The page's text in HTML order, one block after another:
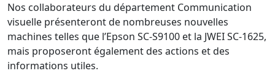
Nos collaborateurs du département Communication
visuelle présenteront de nombreuses nouvelles
machines telles que l’Epson SC-S9100 et la JWEI SC-1625,
mais proposeront également des actions et des
informations utiles.